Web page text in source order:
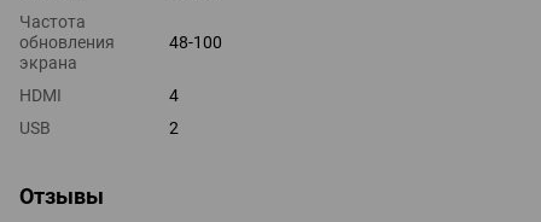
Частота
обновления
экрана
48-100
HDMI
4
USB
2
Отзывы